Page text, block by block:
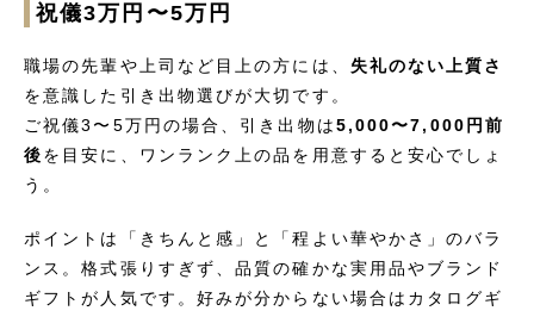
祝儀3万円〜5万円
職場の先輩や上司など目上の方には、 失礼のない上質さ
を意識した引き出物選びが大切です。
ご祝儀3〜5万円の場合、引き出物は5,000〜7,000円前
後を目安に、ワンランク上の品を用意すると安心でしょ
う。
ポイントは「きちんと感」と「程よい華やかさ」のバラ
ンス。格式張りすぎず、品質の確かな実用品やブランド
ギフトが人気です。好みが分からない場合はカタログギ